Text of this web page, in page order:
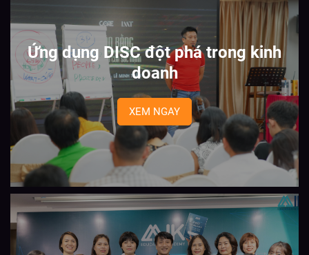
Ứng dụng DISC đột phá trong kinh
doanh
XEM NGAY